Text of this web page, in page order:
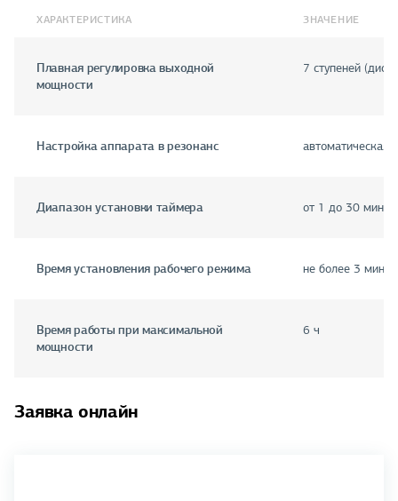
ХАРАКТЕРИСТИКА ЗНАЧЕНИЕ
Плавная регулировка выходной
мощности
7 ступеней
Настройка аппарата в резонанс автоматическая
Диапазон установки таймера от 1 до 30 мин
Время установления рабочего режима не более 3 мин
Время работы при максимальной
мощности
6 ч
Заявка онлайн